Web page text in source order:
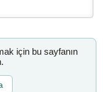
için bu sayfanın